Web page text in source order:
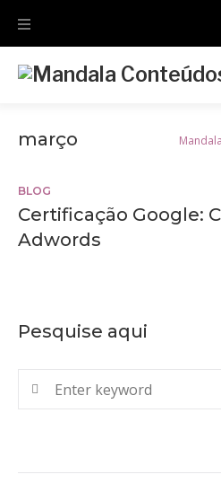
março
Mês:
março
BLOG
Certificação Google:
Adwords
Pesquise aqui
Search